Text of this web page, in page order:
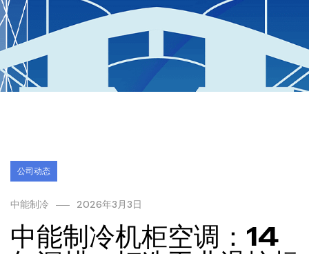
公司动态
中能制冷 2026年3月3日
中能制冷机柜空调：14